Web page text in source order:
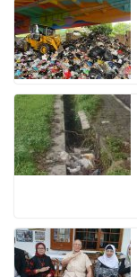
o
k
r
p
p